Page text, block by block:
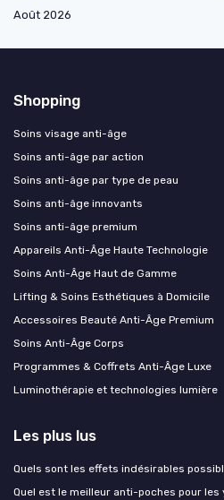
Août 2026
Shopping
Soins visage anti-âge
Soins anti-âge par action
Soins anti-âge par type de peau
Soins anti-âge innovants
Soins anti-âge premium
Appareils Anti-Âge Haute Technologie
Soins Anti-Âge Haut de Gamme
Lifting & Soins Esthétiques à Domicile
Accessoires Beauté Anti-Âge Premium
Soins Anti-Âge Corps
Programmes & Coffrets Anti-Âge Luxe
Luminothérapie et technologies lumière
Les plus lus
Quels sont les effets indésirables
Quel est le meilleur anti-poches pour les